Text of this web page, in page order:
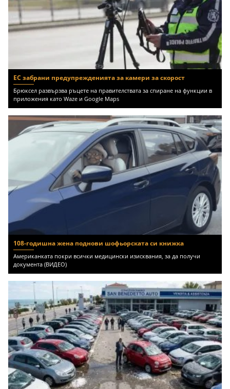
ЕС забрани предупрежденията за камери за скорост
Брюксел развързва ръцете на правителствата за спиране на функции в
приложения като Waze и Google Maps
108-годишна жена поднови шофьорската си книжка
Американката покри всички медицински изисквания, за да получи
документа (ВИДЕО)